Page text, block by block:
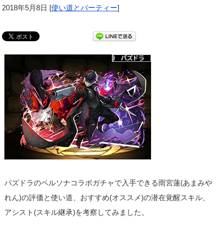
2018年5月8日 [使い道とパーティー]
パズドラのペルソナコラボガチャで入手できる雨宮蓮(あまみや
れん)の評価と使い道、おすすめ(オススメ)の潜在覚醒スキル、
アシスト(スキル継承)を考察してみました。